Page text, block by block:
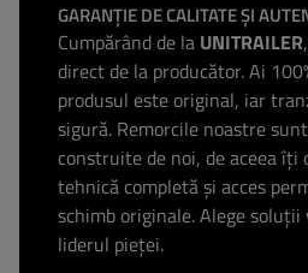
GARANȚIE DE CALITATE ȘI
Cumpărând de la UNITRAILER
direct de la producător. Ai
produsul este original, iar
sigură. Remorcile noastre
construite de noi, de aceea
tehnică completă și acces
schimb originale. Alege
liderul pieței.